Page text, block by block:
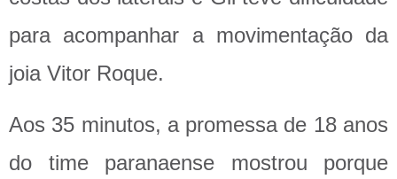
para acompanhar a movimentação da
joia Vitor Roque.
Aos 35 minutos, a promessa de 18 anos
do time paranaense mostrou porque